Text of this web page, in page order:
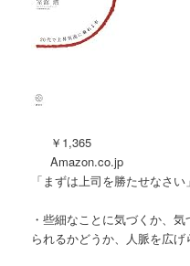
￥1,365
Amazon.co.jp
「まずは上司を勝たせなさい
・些細なことに気づくか、
られるかどうか、人脈を広げ